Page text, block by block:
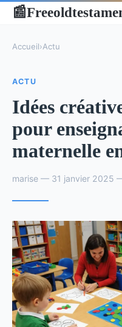
📰
Accueil›Actu
ACTU
Idées
pour
maternelle
marise — 31 janvier 2025